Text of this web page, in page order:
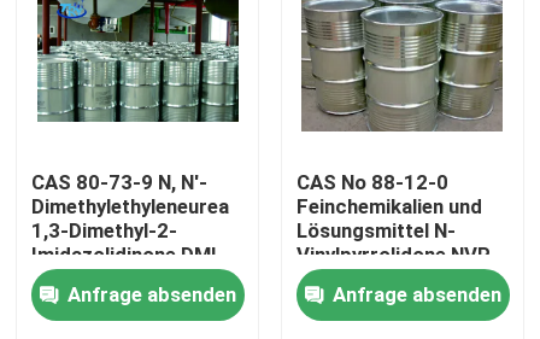
Nach Hause
CAS 80-73-9 N, N'-
Dimethylethyleneurea
1,3-Dimethyl-2-
Imidazolidinone DMI
Anfrage absenden
CAS No 88-12-0
Feinchemikalien und
Lösungsmittel N-
Vinylpyrrolidone NVP
Anfrage absenden